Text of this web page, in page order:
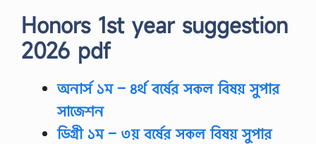
য়ে
Honors 1st year suggestion
2026 pdf
অনার্স ১ম – ৪র্থ বর্ষের সকল বিষয় সুপার
সাজেশন
ডিগ্রী ১ম – ৩য়বর্ষের সকল বিষয় সুপার